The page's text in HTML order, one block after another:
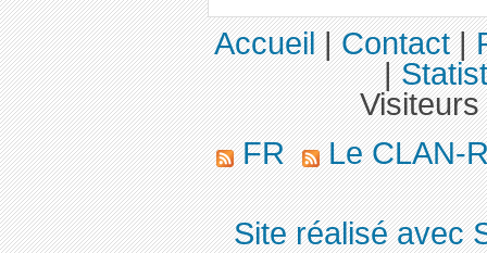
Accueil|Contact|
|
FR
Le CLAN-
Site réalisé avec